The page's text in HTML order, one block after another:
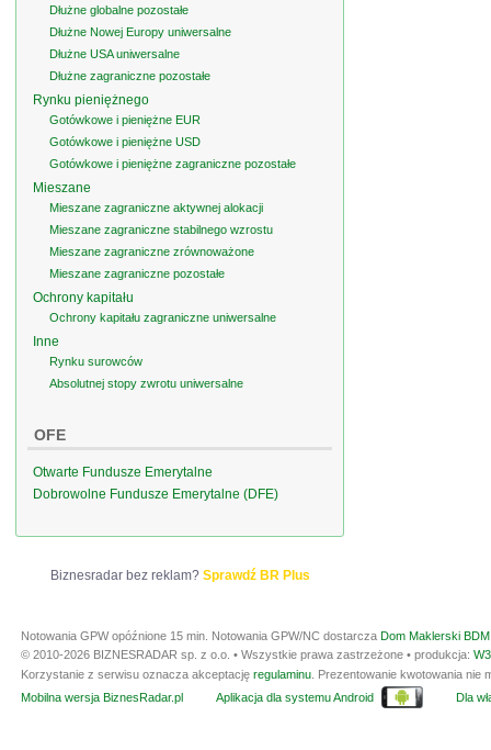
Dłużne globalne pozostałe
Dłużne Nowej Europy uniwersalne
Dłużne USA uniwersalne
Dłużne zagraniczne pozostałe
Rynku pieniężnego
Gotówkowe i pieniężne EUR
Gotówkowe i pieniężne USD
Gotówkowe i pieniężne zagraniczne pozostałe
Mieszane
Mieszane zagraniczne aktywnej alokacji
Mieszane zagraniczne stabilnego wzrostu
Mieszane zagraniczne zrównoważone
Mieszane zagraniczne pozostałe
Ochrony kapitału
Ochrony kapitału zagraniczne uniwersalne
Inne
Rynku surowców
Absolutnej stopy zwrotu uniwersalne
OFE
Otwarte Fundusze Emerytalne
Dobrowolne Fundusze Emerytalne (DFE)
Biznesradar bez reklam? Sprawdź BR Plus
Notowania GPW opóźnione 15 min. Notowania GPW/NC dostarcza Dom Maklerski
© 2010-2026 BIZNESRADAR sp. z o.o. • Wszystkie prawa zastrzeżone • produkcja:
Korzystanie z serwisu oznacza akceptację regulaminu . Prezentowanie kwotowania
Mobilna wersja BiznesRadar.pl
Aplikacja dla systemu Android Dla